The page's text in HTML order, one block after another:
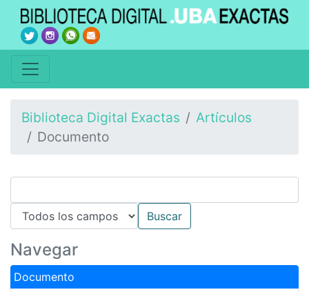
Biblioteca Digital Exactas
Artículos
Documento
Navegar
Documento